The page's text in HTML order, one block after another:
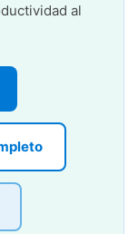
al